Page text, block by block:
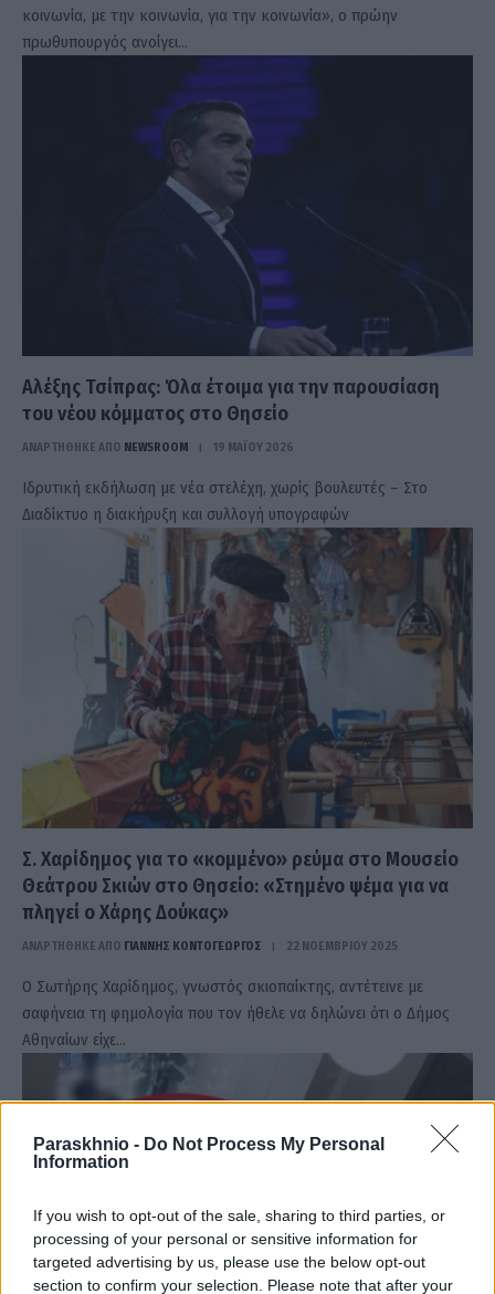
Paraskhnio - Do Not Process My Personal
Information
If you wish to opt-out of the sale, sharing to third parties, or
processing of your personal or sensitive information for
targeted advertising by us, please use the below opt-out
section to confirm your selection. Please note that after your
κοινωνία, με την κοινωνία, για την κοινωνία», ο πρώην
πρωθυπουργός ανοίγει…
Αλέξης Τσίπρας: Όλα έτοιμα για την παρουσίαση
του νέου κόμματος στο Θησείο
ΑΝΑΡΤΗΘΗΚΕ ΑΠΟ NEWSROOM 19 ΜΑΪ́ΟΥ 2026
Ιδρυτική εκδήλωση με νέα στελέχη, χωρίς βουλευτές – Στο
Διαδίκτυο η διακήρυξη και συλλογή υπογραφών
Σ. Χαρίδημος για το «κομμένο» ρεύμα στο Μουσείο
Θεάτρου Σκιών στο Θησείο: «Στημένο ψέμα για να
πληγεί o Χάρης Δούκας»
ΑΝΑΡΤΗΘΗΚΕ ΑΠΟ ΓΙΆΝΝΗΣ ΚΟΝΤΟΓΕΏΡΓΟΣ 22 ΝΟΕΜΒΡΊΟΥ 2025
Ο Σωτήρης Χαρίδημος, γνωστός σκιοπαίκτης, αντέτεινε με
σαφήνεια τη φημολογία που τον ήθελε να δηλώνει ότι ο Δήμος
Αθηναίων είχε…